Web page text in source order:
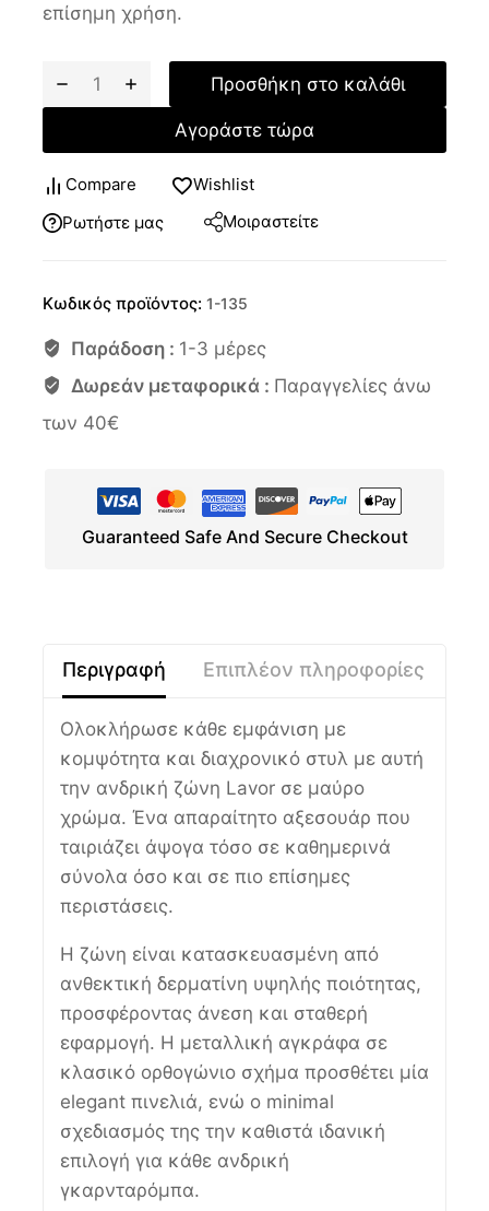
επίσημη χρήση.
Προσθήκη στο καλάθι
Αγοράστε τώρα
Compare
Wishlist
Ρωτήστε μας
Μοιραστείτε
Κωδικός προϊόντος: 1-135
Παράδοση : 1-3 μέρες
Δωρεάν μεταφορικά : Παραγγελίες άνω
των 40€
Guaranteed Safe And Secure Checkout
Περιγραφή Επιπλέον πληροφορίες
Ολοκλήρωσε κάθε εμφάνιση με
κομψότητα και διαχρονικό στυλ με αυτή
την ανδρική ζώνη Lavor σε μαύρο
χρώμα. Ένα απαραίτητο αξεσουάρ που
ταιριάζει άψογα τόσο σε καθημερινά
σύνολα όσο και σε πιο επίσημες
περιστάσεις.
Η ζώνη είναι κατασκευασμένη από
ανθεκτική δερματίνη υψηλής ποιότητας,
προσφέροντας άνεση και σταθερή
εφαρμογή. Η μεταλλική αγκράφα σε
κλασικό ορθογώνιο σχήμα προσθέτει μία
elegant πινελιά, ενώ ο minimal
σχεδιασμός της την καθιστά ιδανική
επιλογή για κάθε ανδρική
γκαρνταρόμπα.